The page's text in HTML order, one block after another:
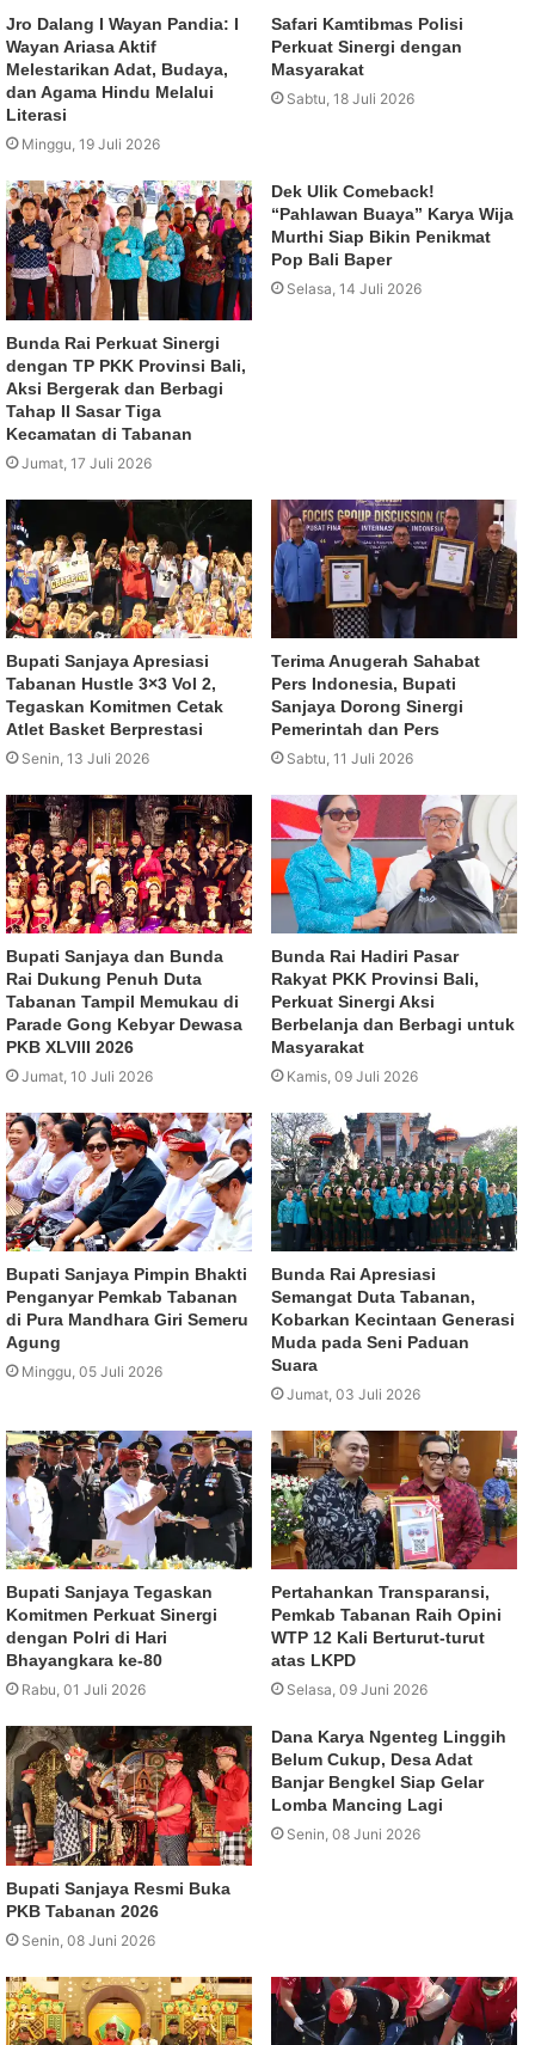
Jro Dalang I Wayan Pandia: I
Wayan Ariasa Aktif
Melestarikan Adat, Budaya,
dan Agama Hindu Melalui
Literasi
Minggu, 19 Juli 2026
Safari Kamtibmas Polisi
Perkuat Sinergi dengan
Masyarakat
Sabtu, 18 Juli 2026
Bunda Rai Perkuat Sinergi
dengan TP PKK Provinsi Bali,
Aksi Bergerak dan Berbagi
Tahap II Sasar Tiga
Kecamatan di Tabanan
Jumat, 17 Juli 2026
Dek Ulik Comeback!
“Pahlawan Buaya” Karya Wija
Murthi Siap Bikin Penikmat
Pop Bali Baper
Selasa, 14 Juli 2026
Bupati Sanjaya Apresiasi
Tabanan Hustle 3×3 Vol 2,
Tegaskan Komitmen Cetak
Atlet Basket Berprestasi
Senin, 13 Juli 2026
Terima Anugerah Sahabat
Pers Indonesia, Bupati
Sanjaya Dorong Sinergi
Pemerintah dan Pers
Sabtu, 11 Juli 2026
Bupati Sanjaya dan Bunda
Rai Dukung Penuh Duta
Tabanan Tampil Memukau di
Parade Gong Kebyar Dewasa
PKB XLVIII 2026
Jumat, 10 Juli 2026
Bunda Rai Hadiri Pasar
Rakyat PKK Provinsi Bali,
Perkuat Sinergi Aksi
Berbelanja dan Berbagi untuk
Masyarakat
Kamis, 09 Juli 2026
Bupati Sanjaya Pimpin Bhakti
Penganyar Pemkab Tabanan
di Pura Mandhara Giri Semeru
Agung
Minggu, 05 Juli 2026
Bunda Rai Apresiasi
Semangat Duta Tabanan,
Kobarkan Kecintaan Generasi
Muda pada Seni Paduan
Suara
Jumat, 03 Juli 2026
Bupati Sanjaya Tegaskan
Komitmen Perkuat Sinergi
dengan Polri di Hari
Bhayangkara ke-80
Rabu, 01 Juli 2026
Pertahankan Transparansi,
Pemkab Tabanan Raih Opini
WTP 12 Kali Berturut-turut
atas LKPD
Selasa, 09 Juni 2026
Bupati Sanjaya Resmi Buka
PKB Tabanan 2026
Senin, 08 Juni 2026
Dana Karya Ngenteg Linggih
Belum Cukup, Desa Adat
Banjar Bengkel Siap Gelar
Lomba Mancing Lagi
Senin, 08 Juni 2026